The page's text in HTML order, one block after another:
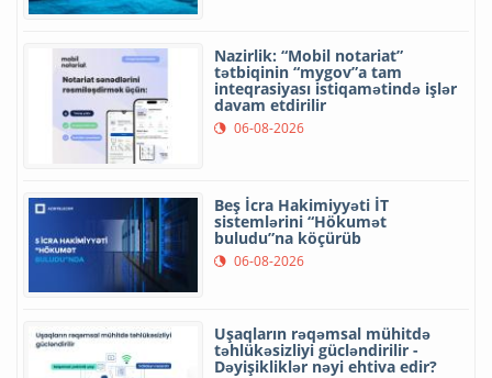
Nazirlik: “Mobil notariat”
tətbiqinin “mygov”a tam
inteqrasiyası istiqamətində işlər
davam etdirilir
06-08-2026
Beş İcra Hakimiyyəti İT
sistemlərini “Hökumət
buludu”na köçürüb
06-08-2026
Uşaqların rəqəmsal mühitdə
təhlükəsizliyi gücləndirilir -
Dəyişikliklər nəyi ehtiva edir?